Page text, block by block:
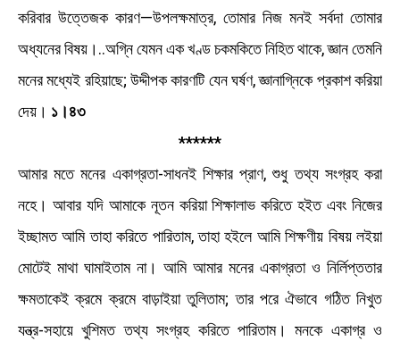
করিবার উত্তেজক কারণ—উপলক্ষমাত্র, তােমার নিজ মনই সর্বদা তােমার
অধ্যনের বিষয়।..অগ্নি যেমন এক খণ্ড চকমকিতে নিহিত থাকে, জ্ঞান তেমনি
মনের মধ্যেই রহিয়াছে; উদ্দীপক কারণটি যেন ঘর্ষণ, জ্ঞানাগ্নিকে প্রকাশ করিয়া
দেয়। ১।৪৩
******
আমার মতে মনের একাগ্রতা-সাধনই শিক্ষার প্রাণ, শুধু তথ্য সংগ্রহ করা
নহে। আবার যদি আমাকে নূতন করিয়া শিক্ষালাভ করিতে হইত এবং নিজের
ইচ্ছামত আমি তাহা করিতে পারিতাম, তাহা হইলে আমি শিক্ষণীয় বিষয় লইয়া
মােটেই মাথা ঘামাইতাম না। আমি আমার মনের একাগ্রতা ও নির্লিপ্ততার
ক্ষমতাকেই ক্রমে ক্রমে বাড়াইয়া তুলিতাম; তার পরে ঐভাবে গঠিত নিখুত
যন্ত্র-সহায়ে খুশিমত তথ্য সংগ্রহ করিতে পারিতাম। মনকে একাগ্র ও